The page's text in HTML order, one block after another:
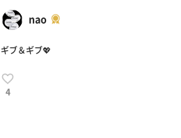
nao
ギブ＆ギブ💖
4